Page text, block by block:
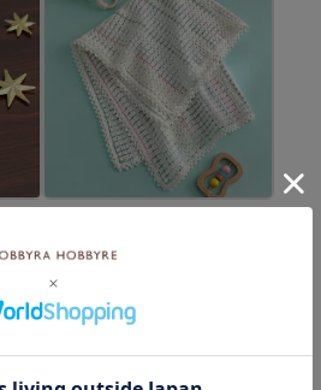
ト
編み物材料セット